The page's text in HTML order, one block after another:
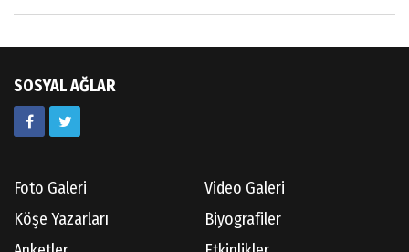
Av.Ahmet ÖZDEMİR
Doç.Dr.İbrahim KOÇ
SOSYAL AĞLAR
Foto Galeri
Video Galeri
Köşe Yazarları
Biyografiler